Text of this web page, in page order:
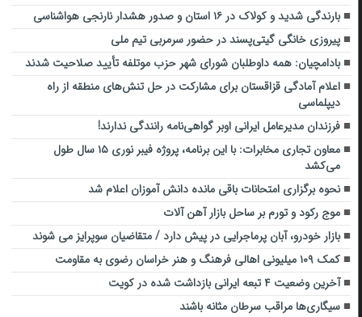
بارندگی شدید و کولاک در ۱۶ استان و صدور هشدار نارنجی‌ هواشناسی‌
پیروزی خانگی گیتی‌پسند در حضور سرمربی تیم ملی
بادامچیان: همه داوطلبان شورای شهر حزب موتلفه تأیید صلاحیت شدند
اعلام آمادگی قزاقستان برای مشارکت در حل‌ تنش‌های منطقه از راه
دیپلماسی
فرزندان مدیرعامل ایرانی اوبر گواهی‌نامه رانندگی ندارند!
معاون تجاری مخابرات: با این برنامه، پروژه فیبر نوری ۱۵ سال طول
می‌کشد
نحوه برگزاری امتحانات باقی مانده دانش آموزان اعلام شد
موج رکود و تورم بر ساحل بازار آهن‌ آلات
بازار خودرو، آبان پرماجرایی در پیش دارد / متقاضیان سوپرایز می شوند
کمک ۱۰۹ میلیونی اهالی فرهنگ و هنر خراسان رضوی به مقاومت
آخرین وضعیت ۴ تبعه ایرانی بازداشت شده در کویت
سیگاری‌ها مراقب سرطان مثانه باشند